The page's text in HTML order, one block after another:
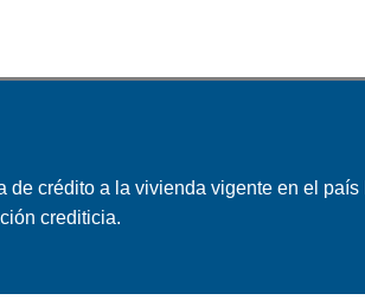
crédito a la vivienda vigente en el
crediticia.